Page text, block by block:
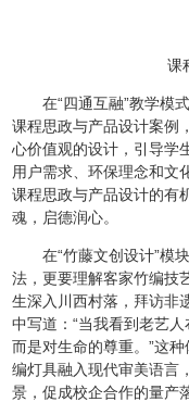
课
在“四通互融”教学模
课程思政与产品设计案例
心价值观的设计，引导学
用户需求、环保理念和文
课程思政与产品设计的有
魂，启德润心。
在“竹藤文创设计”模
法，更要理解客家竹编技
生深入川西村落，拜访非
中写道：“当我看到老艺
而是对生命的尊重。”这
编灯具融入现代审美语言
景，促成校企合作的量产